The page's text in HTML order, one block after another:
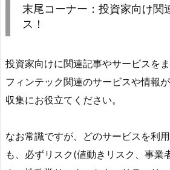
末尾コーナー：投資家向け関
ス！
投資家向けに関連記事やサービスを
フィンテック関連のサービスや情報
収集にお役立てください。
なお常識ですが、どのサービスを利
も、必ずリスク(値動きリスク、事業